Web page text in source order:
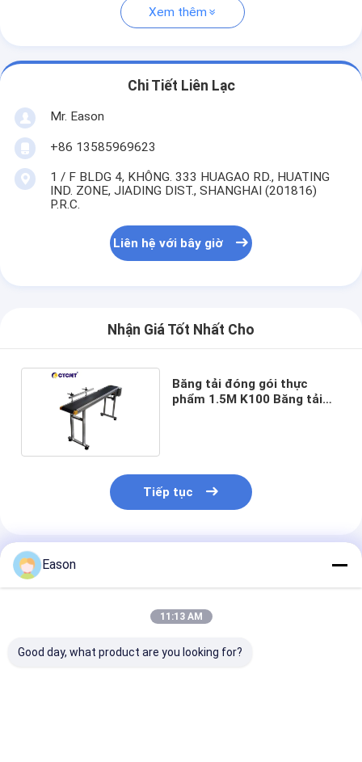
Xem thêm
Chi Tiết Liên Lạc
Mr. Eason
+86 13585969623
1 / F BLDG 4, KHÔNG. 333 HUAGAO RD., HUATING
IND. ZONE, JIADING DIST., SHANGHAI (201816)
P.R.C.
Liên hệ với bây giờ
Nhận Giá Tốt Nhất Cho
Băng tải đóng gói thực
phẩm 1.5M K100 Băng tải
Tiếp tục
Sản Phẩm Khuyến Cáo
Eason
11:13 AM
Good day, what product are you looking for?